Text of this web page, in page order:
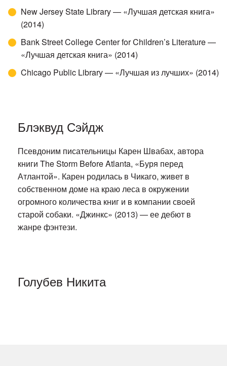
New Jersey State Library — «Лучшая детская книга»
(2014)
Bank Street College Center for Children’s Literature —
«Лучшая детская книга» (2014)
Chicago Public Library — «Лучшая из лучших» (2014)
Блэквуд Сэйдж
Псевдоним писательницы Карен Швабах, автора
книги The Storm Before Atlanta, «Буря перед
Атлантой». Карен родилась в Чикаго, живет в
собственном доме на краю леса в окружении
огромного количества книг и в компании своей
старой собаки. «Джинкс» (2013) — ее дебют в
жанре фэнтези.
Голубев Никита